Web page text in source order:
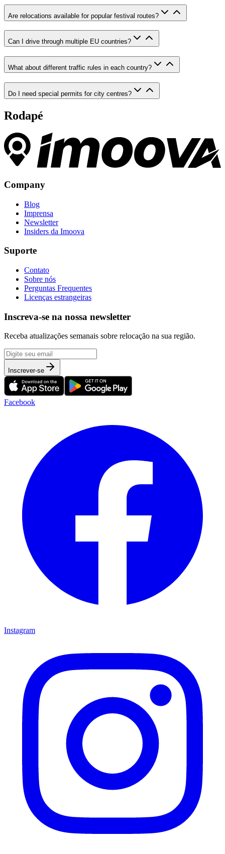
Are relocations available for popular festival routes?
Can I drive through multiple EU countries?
What about different traffic rules in each country?
Do I need special permits for city centres?
Rodapé
Company
Blog
Imprensa
Newsletter
Insiders da Imoova
Suporte
Contato
Sobre nós
Perguntas Frequentes
Licenças estrangeiras
Inscreva-se na nossa newsletter
Receba atualizações semanais sobre relocação na sua região.
Inscrever-se
Facebook
Instagram